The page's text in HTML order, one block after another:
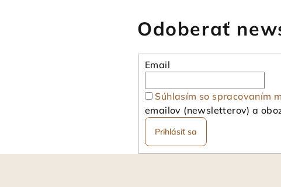
Odoberať
Email
Súhlasím so spracovaním
emailov (newsletterov) a
Prihlásiť sa